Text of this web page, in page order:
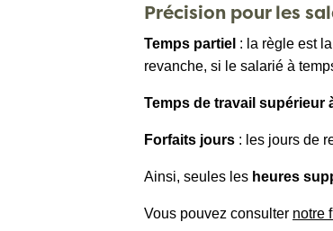
Précision pour les
Temps partiel : la règle est
revanche, si le salarié à
Temps de travail supérieur
Forfaits jours : les jours de
Ainsi, seules les heures
Vous pouvez consulter notre